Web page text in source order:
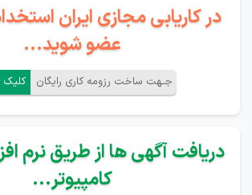
در کاریابی مجازی ایران
عضو شوید...
جـهت ساخت رزومه کاری رایگان کلیک
دریافت آگهی ها از طریق نرم
کامپیوتر...